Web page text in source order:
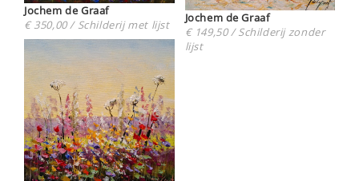
Jochem de Graaf
€ 350,00 / Schilderij met lijst
Jochem de Graaf
€ 149,50 / Schilderij zonder
lijst